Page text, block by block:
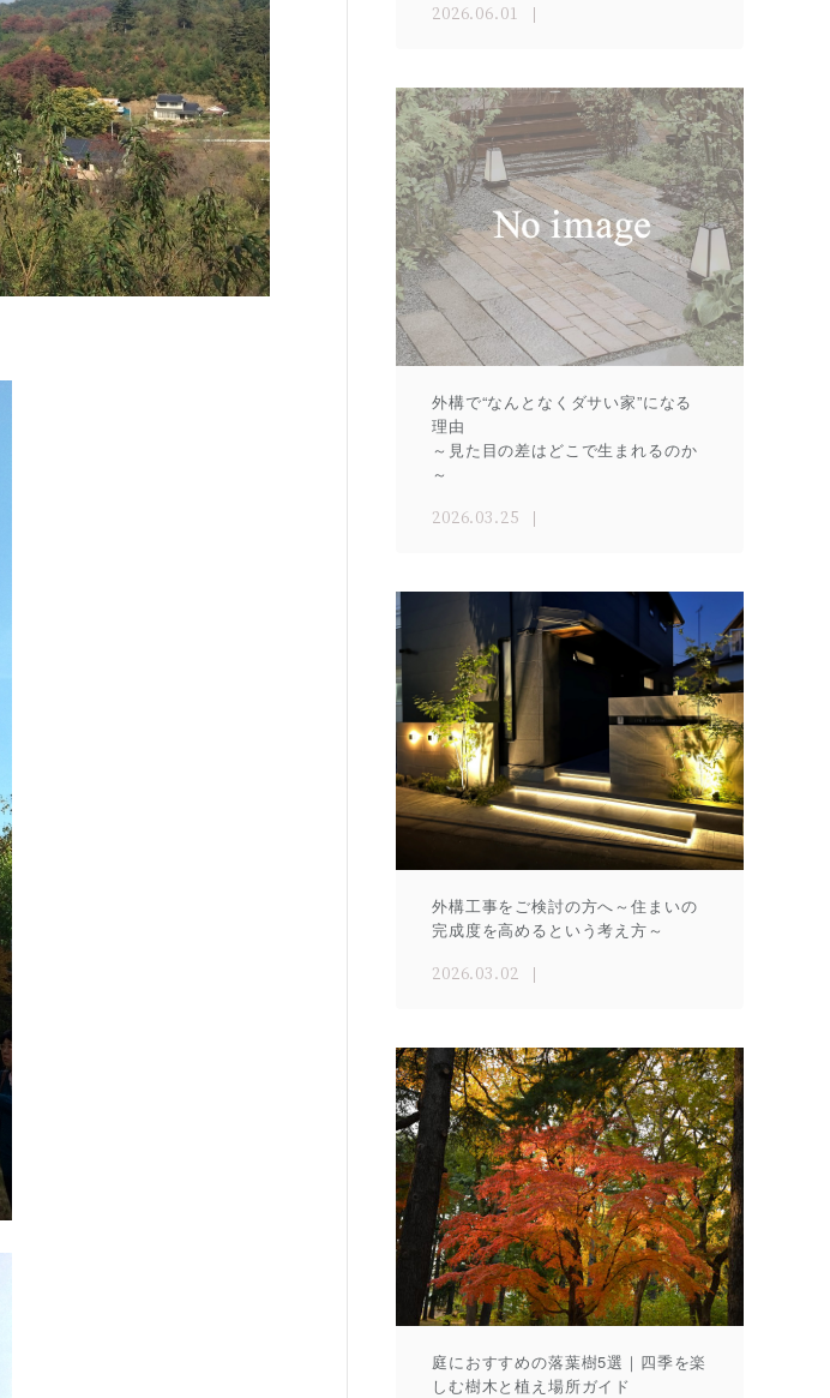
2026.06.01
外構で“なんとなくダサい家”になる
理由
～見た目の差はどこで生まれるのか
～
2026.03.25
外構工事をご検討の方へ～住まいの
完成度を高めるという考え方～
2026.03.02
庭におすすめの落葉樹5選｜四季を楽
しむ樹木と植え場所ガイド